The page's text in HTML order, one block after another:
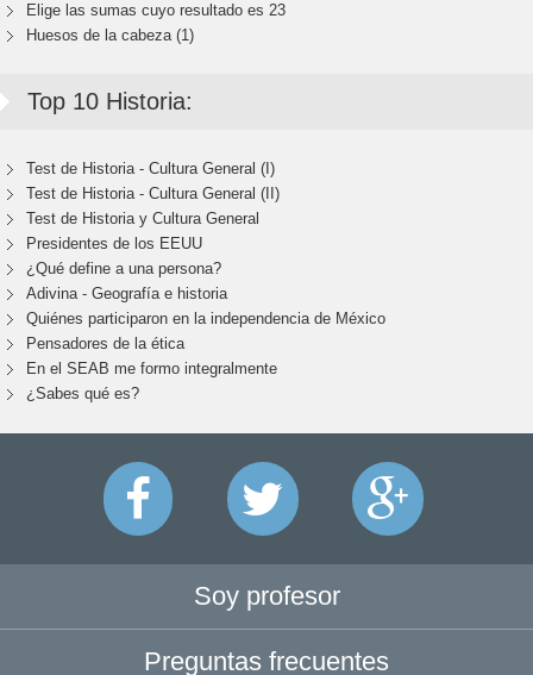
Elige las sumas cuyo resultado es 23
Huesos de la cabeza (1)
Top 10 Historia:
Test de Historia - Cultura General (I)
Test de Historia - Cultura General (II)
Test de Historia y Cultura General
Presidentes de los EEUU
¿Qué define a una persona?
Adivina - Geografía e historia
Quiénes participaron en la independencia de México
Pensadores de la ética
En el SEAB me formo integralmente
¿Sabes qué es?
Soy profesor
Preguntas frecuentes